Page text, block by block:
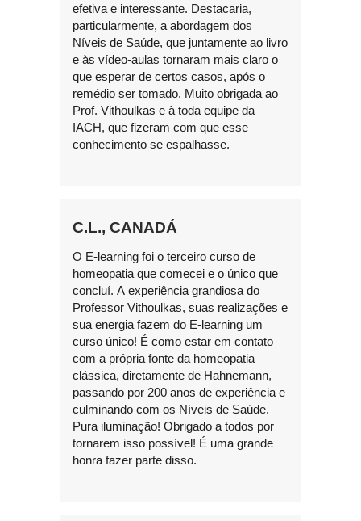
efetiva e interessante. Destacaria,
particularmente, a abordagem dos
Níveis de Saúde, que juntamente ao livro
e às vídeo-aulas tornaram mais claro o
que esperar de certos casos, após o
remédio ser tomado. Muito obrigada ao
Prof. Vithoulkas e à toda equipe da
IACH, que fizeram com que esse
conhecimento se espalhasse.
C.L., CANADÁ
O E-learning foi o terceiro curso de
homeopatia que comecei e o único que
concluí. A experiência grandiosa do
Professor Vithoulkas, suas realizações e
sua energia fazem do E-learning um
curso único! É como estar em contato
com a própria fonte da homeopatia
clássica, diretamente de Hahnemann,
passando por 200 anos de experiência e
culminando com os Níveis de Saúde.
Pura iluminação! Obrigado a todos por
tornarem isso possível! É uma grande
honra fazer parte disso.